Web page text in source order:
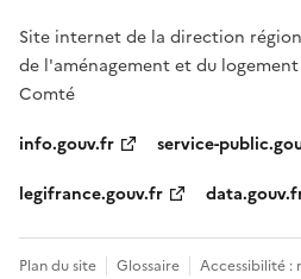
Site internet de la direction
de l'aménagement et du
Comté
info.gouv.fr
service-
legifrance.gouv.fr
Plan du site Glossaire
Accessibilité :